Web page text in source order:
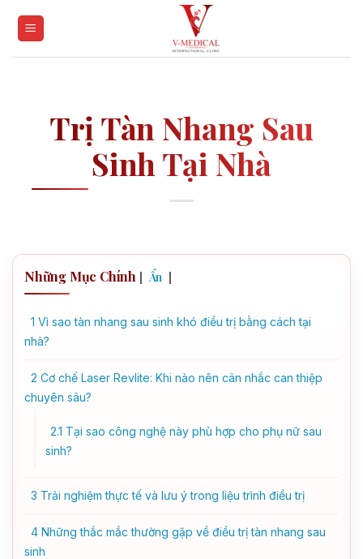
Trị Tàn Nhang Sau
Sinh Tại Nhà
Những Mục Chính [ Ẩn ]
1 Vì sao tàn nhang sau sinh khó điều trị bằng cách tại
nhà?
2 Cơ chế Laser Revlite: Khi nào nên cân nhắc can thiệp
chuyên sâu?
2.1 Tại sao công nghệ này phù hợp cho phụ nữ sau
sinh?
3 Trải nghiệm thực tế và lưu ý trong liệu trình điều trị
4 Những thắc mắc thường gặp về điều trị tàn nhang sau
sinh